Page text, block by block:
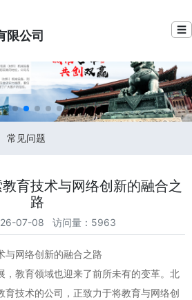
限公司 ☰
常见问题
育技术与网络创新的融合之
路
07-08 访问量：5963
与网络创新的融合之路
，教育领域也迎来了前所未有的变革。北
育技术的公司，正致力于将教育与网络创